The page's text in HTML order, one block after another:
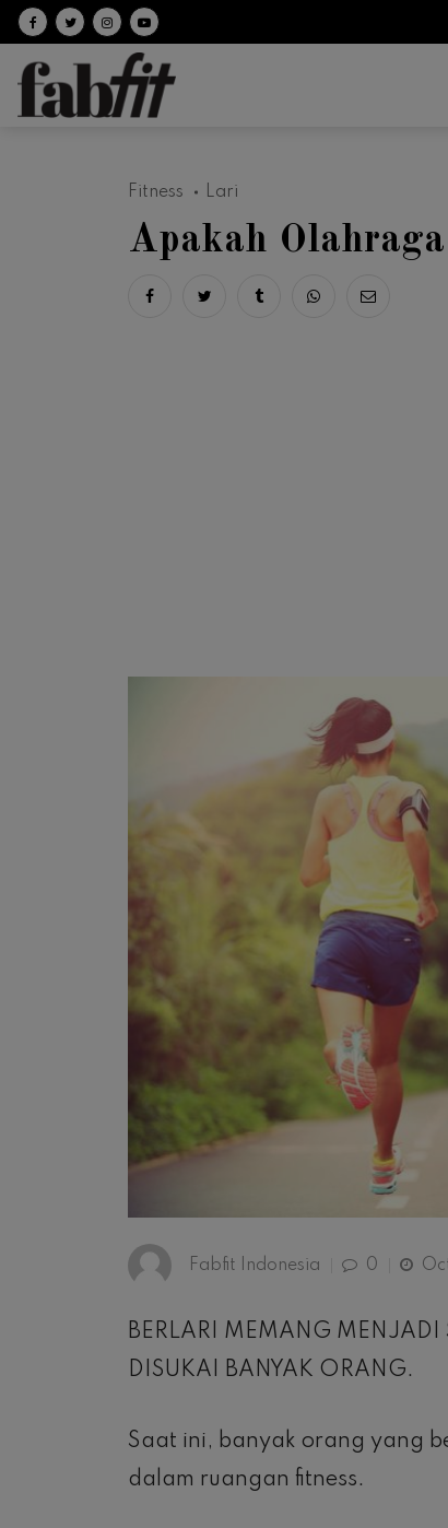
Follow on facebook
Follow on Twitter
Follow on Instagram
Follow on Youtube
Fitness Lari
Apakah
Share on facebook
Share on twitter
Share on tumblr
Share viaShare
Fabfit Indonesia 0
BERLARI MEMANG
DISUKAI BANYAK ORANG.
Saat ini, banyak orang yang
dalam ruangan fitness.